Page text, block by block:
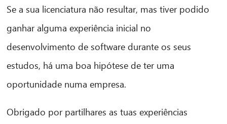
Se a sua licenciatura não resultar, mas tiver podido
ganhar alguma experiência inicial no
desenvolvimento de software durante os seus
estudos, há uma boa hipótese de ter uma
oportunidade numa empresa.
Obrigado por partilhares as tuas experiências